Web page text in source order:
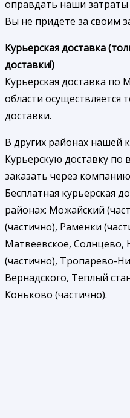
оправдать наши затраты
Вы не придете за своим
Курьерская доставка
доставки!)
Курьерская доставка по
области осуществляется
доставки.
В других районах нашей
Курьерскую доставку
заказать через
Бесплатная курьерская
районах: Можайский
(частично), Раменки
Матвеевское, Солнцево,
(частично), Тропарево-
Вернадского, Теплый
Коньково (частично).